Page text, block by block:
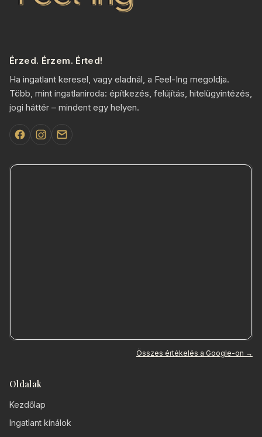
Érzed. Érzem. Érted!
Ha ingatlant keresel, vagy eladnál, a Feel-Ing megoldja.
Több, mint ingatlaniroda: építkezés, felújítás, hitelügyintézés,
jogi háttér – mindent egy helyen.
Összes értékelés a Google-on →
Oldalak
Kezdőlap
Ingatlant kínálok